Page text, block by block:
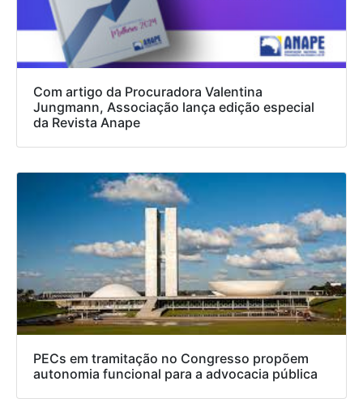
Com artigo da Procuradora Valentina
Jungmann, Associação lança edição especial
da Revista Anape
PECs em tramitação no Congresso propõem
autonomia funcional para a advocacia pública